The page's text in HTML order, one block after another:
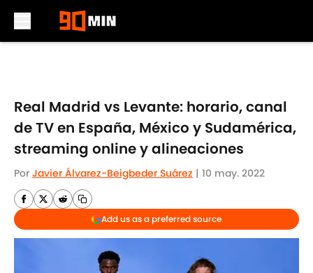
Real Madrid vs Levante: horario, canal
de TV en España, México y Sudamérica,
streaming online y alineaciones
Por Javier Álvarez-Beigbeder Suárez | 10 may. 2022
Add us as a preferred source